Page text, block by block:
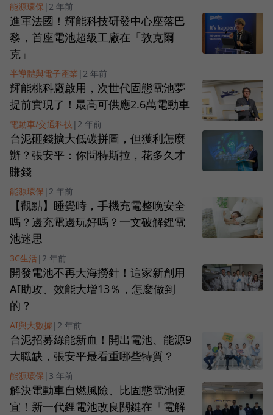
能源環保 | 2 年前
進軍法國！輝能科技研發中心座落巴
黎，首座電池超級工廠在「敦克爾
克」
半導體與電子產業 | 2 年前
輝能桃科廠啟用，次世代固態電池夢
提前實現了！最高可供應2.6萬電動車
電動車/交通科技 | 2 年前
台泥砸錢擴大低碳拼圖，但獲利怎麼
辦？張安平：你問特斯拉，花多久才
賺錢
能源環保 | 2 年前
【觀點】睡覺時，手機充電整晚安全
嗎？邊充電邊玩好嗎？一文破解鋰電
池迷思
3C生活| 2 年前
開發電池不再大海撈針！這家新創用
AI助攻、效能大增13％，怎麼做到
的？
AI與大數據 | 2 年前
台泥招募綠能新血！開出電池、能源9
大職缺，張安平最看重哪些特質？
能源環保 | 3 年前
解決電動車自燃風險、比固態電池便
宜！新一代鋰電池改良關鍵在「電解